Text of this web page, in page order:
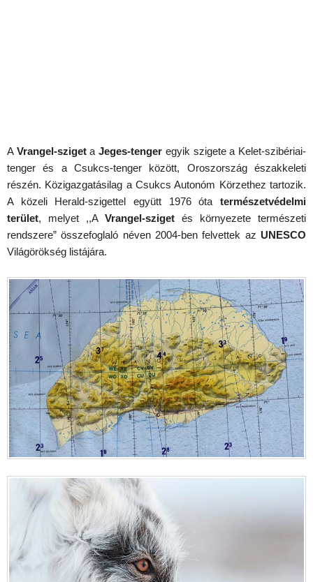
A Vrangel-szigetaJeges-tenger egyik szigete a Kelet-szibériai-
tenger és a Csukcs-tenger között, Oroszország északkeleti
részén. Közigazgatásilag a Csukcs Autonóm Körzethez tartozik.
A közeli Herald-szigettel együtt 1976 óta természetvédelmi
terület, melyet ,,A Vrangel-sziget és környezete természeti
rendszere” összefoglaló néven 2004-ben felvettek az UNESCO
Világörökség listájára.